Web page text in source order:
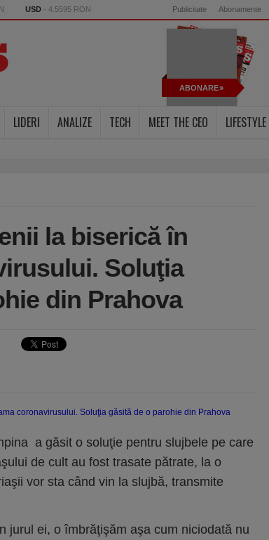
USD - 4.5595 RON Publicitate Abonamente
ABONARE
LIDERI ANALIZE TECH MEET THE CEO LIFESTYLE
la biserică în
Soluţia
din Prahova
a găsit o soluţie pentru slujbele pe care
de cult au fost trasate pătrate, la o
vor sta când vin la slujbă, transmite
jurul ei, o îmbrăţişăm aşa cum niciodată nu